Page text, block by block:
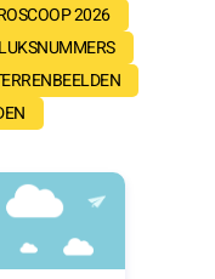
2026